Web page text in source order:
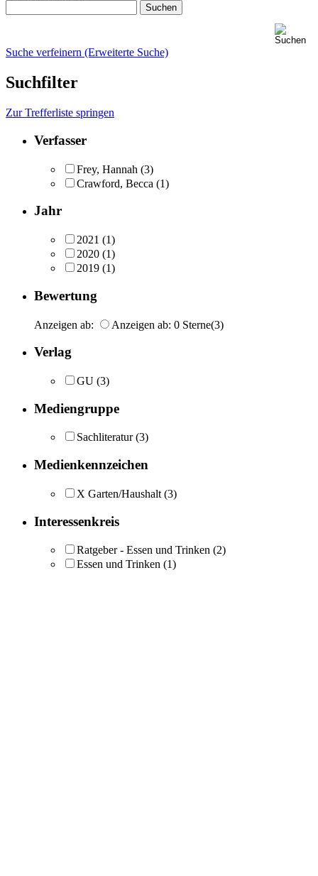
Suche verfeinern (Erweiterte Suche)
Suchfilter
Zur Trefferliste springen
Verfasser
Frey, Hannah (3)
Crawford, Becca (1)
Jahr
2021 (1)
2020 (1)
2019 (1)
Bewertung
Anzeigen ab: Anzeigen ab: 0 Sterne(3)
Verlag
GU (3)
Mediengruppe
Sachliteratur (3)
Medienkennzeichen
X Garten/Haushalt (3)
Interessenkreis
Ratgeber - Essen und Trinken (2)
Essen und Trinken (1)